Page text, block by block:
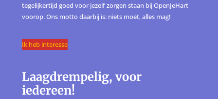
tegelijkertijd goed voor jezelf zorgen staan bij OpenJeHart
voorop. Ons motto daarbij is: niets moet, alles mag!
Ik heb interesse
Laagdrempelig, voor
iedereen!